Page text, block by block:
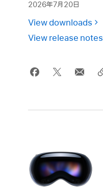
2026年7月20日
View downloads
View release notes